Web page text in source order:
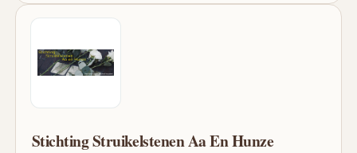
Stichting Struikelstenen Aa En Hunze